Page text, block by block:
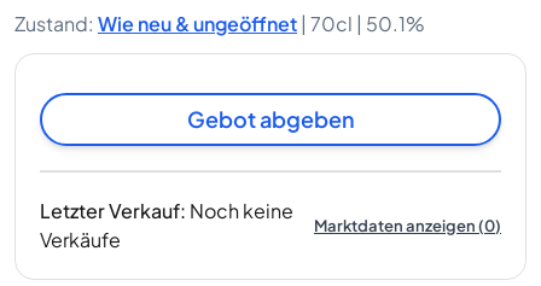
Zustand: Wie neu & ungeöffnet | 70cl | 50.1%
Gebot abgeben
Letzter Verkauf: Noch keine
Verkäufe
Marktdaten anzeigen(0)